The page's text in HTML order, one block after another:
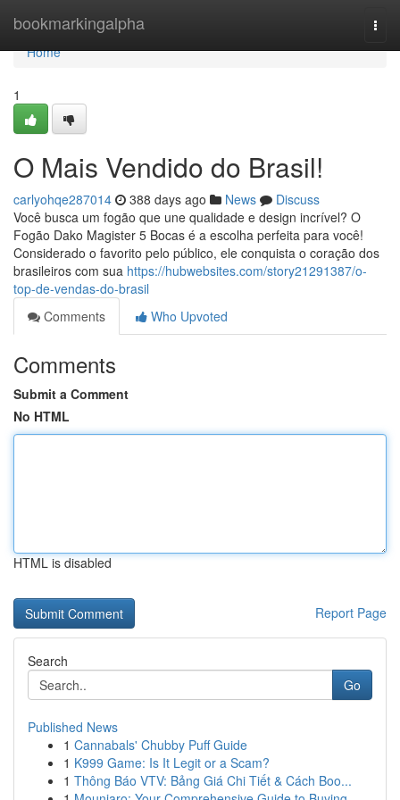
bookmarkingalpha
Home
Home
1
O Mais Vendido do Brasil!
carlyohqe287014 388 days ago News
Discuss
Você busca um fogão que une qualidade e design incrível? O
Fogão Dako Magister 5 Bocas é a escolha perfeita para você!
Considerado o favorito pelo público, ele conquista o coração dos
brasileiros com sua https://hubwebsites.com/story21291387/o-
top-de-vendas-do-brasil
Comments
Who Upvoted
Comments
Submit a Comment
No HTML
HTML is disabled
Report Page
Search
Go
Published News
1 Cannabals' Chubby Puff Guide
1 K999 Game: Is It Legit or a Scam?
1 Thông Báo VTV: Bảng Giá Chi Tiết & Cách Boo...